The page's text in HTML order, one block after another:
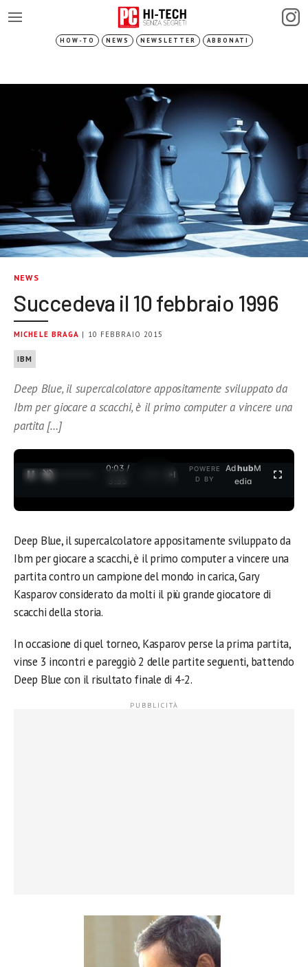
HOW-TO NEWS NEWSLETTER ABBONATI
NEWS
Succedeva il 10 febbraio 1996
MICHELE BRAGA | 10 FEBBRAIO 2015
IBM
Deep Blue, il supercalcolatore appositamente sviluppato da
Ibm per giocare a scacchi, è il primo computer a vincere una
partita […]
0:04 /
3:35
POWERE
D BY
AdhubM
edia
Deep Blue, il supercalcolatore appositamente sviluppato da
Ibm per giocare a scacchi, è il primo computer a vincere una
partita contro un campione del mondo in carica, Gary
Kasparov considerato da molti il più grande giocatore di
scacchi della storia.
In occasione di quel torneo, Kasparov perse la prima partita,
vinse 3 incontri e pareggiò 2 delle partite seguenti, battendo
Deep Blue con il risultato finale di 4-2.